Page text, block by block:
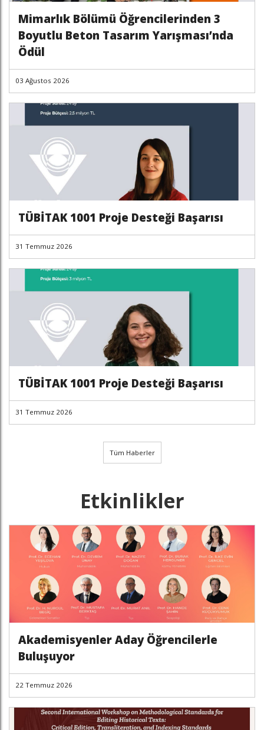
Mimarlık Bölümü Öğrencilerinden 3
Boyutlu Beton Tasarım Yarışması’nda
Ödül
03 Ağustos 2026
TÜBİTAK 1001 Proje Desteği Başarısı
31 Temmuz 2026
TÜBİTAK 1001 Proje Desteği Başarısı
31 Temmuz 2026
Tüm Haberler
Etkinlikler
Akademisyenler Aday Öğrencilerle
Buluşuyor
22 Temmuz 2026